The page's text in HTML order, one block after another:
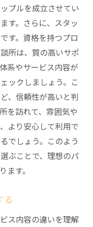
重要な信頼性とサ
方
め方
所の特徴
相談所の探し方
る方法
われているか
めの千歳市結婚相
選ぶ
改善する
用
プルを成立させてい
す。さらに、スタッ
す。資格を持つプロ
所は、質の高いサポ
系やサービス内容が
ックしましょう。こ
、信頼性が高いと判
を訪れて、雰囲気や
より安心して利用で
でしょう。このよう
ぶことで、理想のパ
ます。
る
ス内容の違いを理解